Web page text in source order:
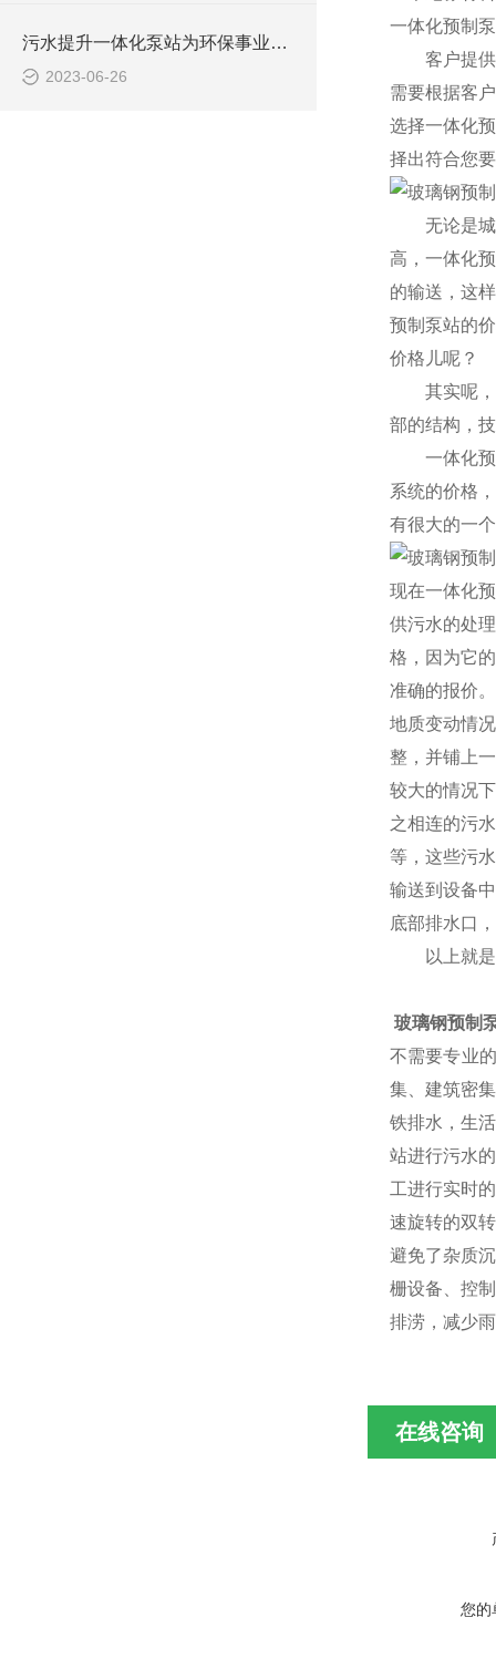
污水提升一体化泵站为环保事业做出了哪些贡献？
2023-06-26
一体化预制
客户提
需要根据客
选择一体化
择出符合您
无论是
高，一体化
的输送，这
预制泵站的
价格儿呢？
其实呢
部的结构，
一体化
系统的价格
有很大的一
现在一体化
供污水的处
格，因为它
准确的报价
地质变动情
整，并铺上
较大的情况
之相连的污
等，这些污
输送到设备
底部排水口
以上就
玻璃钢预制
不需要专业
集、建筑密
铁排水，生
站进行污水
工进行实时
速旋转的双
避免了杂质
栅设备、控
排涝，减少
在线咨询
您的